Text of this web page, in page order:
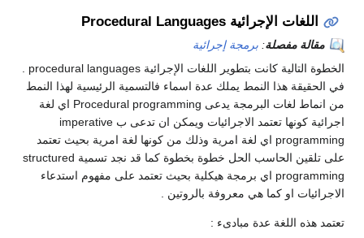
اللغات الإجرائية Procedural Languages
مقالة مفصلة: برمجة إجرائية
في الحقيقة هذا النمط يملك عدة اسماء فالتسمية الرئيسية لهذا النمط
من انماط لغات البرمجة يدعى Procedural programming اي لغة
اجرائية كونها تعتمد الاجرائيات ويمكن ان تدعى ب imperative
programming اي لغة امرية وذلك من كونها لغة امرية بحيث تعتمد
على تلقين الحاسب الحل خطوة بخطوة كما قد نجد تسمية structured
programming اي برمجة هيكلية بحيث تعتمد على مفهوم استدعاء
الاجرائيات او كما هي معروفة بالروتين .
تعتمد هذه اللغة عدة مبادىء :